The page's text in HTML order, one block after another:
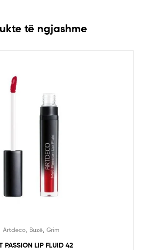
të ngjashme
Artdeco Buzë Grim
PASSION LIP FLUID 42